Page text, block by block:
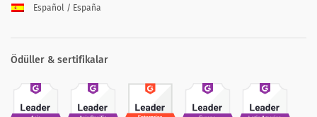
Español / España
Ödüller & sertifikalar